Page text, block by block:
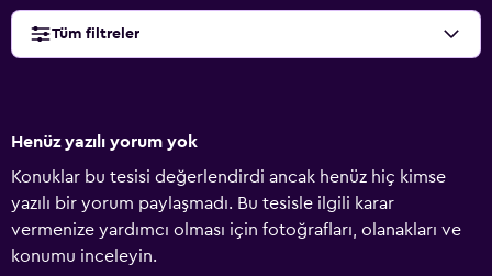
Tüm filtreler
Henüz yazılı yorum yok
Konuklar bu tesisi değerlendirdi ancak henüz hiç kimse
yazılı bir yorum paylaşmadı. Bu tesisle ilgili karar
vermenize yardımcı olması için fotoğrafları, olanakları ve
konumu inceleyin.